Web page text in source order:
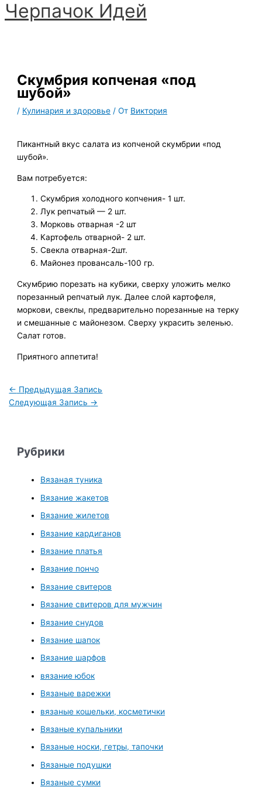
Перейти
к
Черпачoк Идей
Скумбрия копченая «под
шубой»
/ Кулинария и здоровье / От Виктория
Пикантный вкус салата из копченой скумбрии «под
шубой».
Вам потребуется:
Скумбрия холодного копчения- 1 шт.
Лук репчатый — 2 шт.
Морковь отварная -2 шт
Картофель отварной- 2 шт.
Свекла отварная-2шт.
Майонез провансаль-100 гр.
Скумбрию порезать на кубики, сверху уложить мелко
порезанный репчатый лук. Далее слой картофеля,
моркови, свеклы, предварительно порезанные на терку
и смешанные с майонезом. Сверху украсить зеленью.
Салат готов.
Приятного аппетита!
← Предыдущая Запись
Следующая Запись →
Рубрики
Вязаная туника
Вязание жакетов
Вязание жилетов
Вязание кардиганов
Вязание платья
Вязание пончо
Вязание свитеров
Вязание свитеров для мужчин
Вязание снудов
Вязание шапок
Вязание шарфов
вязание юбок
Вязаные варежки
вязаные кошельки, косметички
Вязаные купальники
Вязаные носки, гетры, тапочки
Вязаные подушки
Вязаные сумки